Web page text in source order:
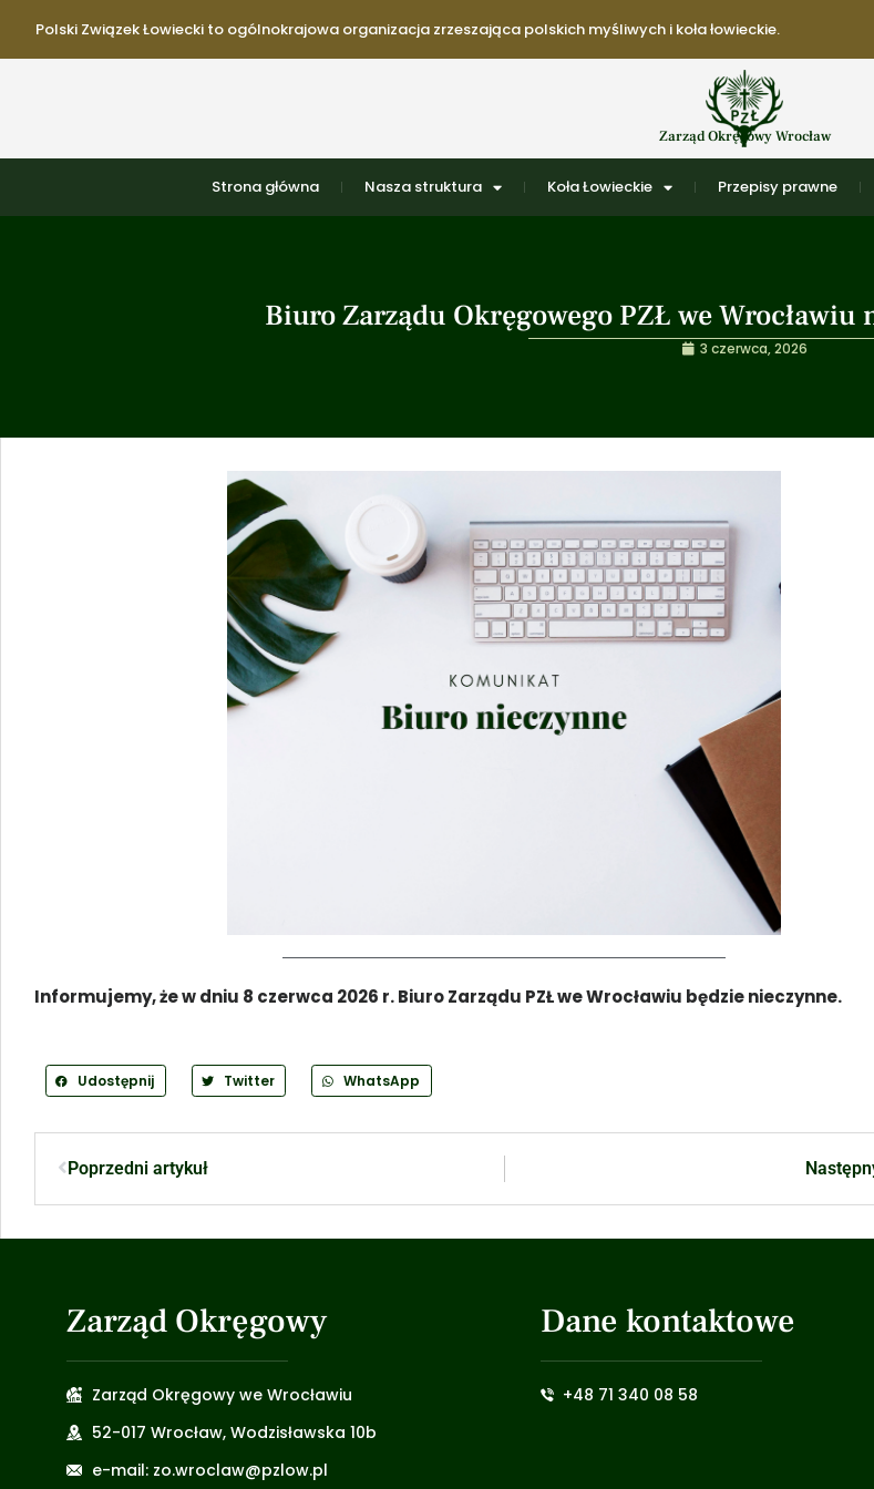
Polski Związek Łowiecki to ogólnokrajowa organizacja zrzeszająca polskich myśliwych i koła łowieckie.
Zarząd Okręgowy Wrocław
Strona główna Nasza struktura Koła Łowieckie Przepisy prawne
Biuro Zarządu Okręgowego PZŁ we
3 czerwca, 2026
Informujemy, że w dniu 8 czerwca 2026 r. Biuro Zarządu PZŁ we Wrocławiu będzie nieczynne.
Udostępnij Twitter WhatsApp
Poprzedni artykuł
Zarząd Okręgowy
Zarząd Okręgowy we Wrocławiu
52-017 Wrocław, Wodzisławska 10b
e-mail: zo.wroclaw@pzlow.pl
Dane kontaktowe
+48 71 340 08 58